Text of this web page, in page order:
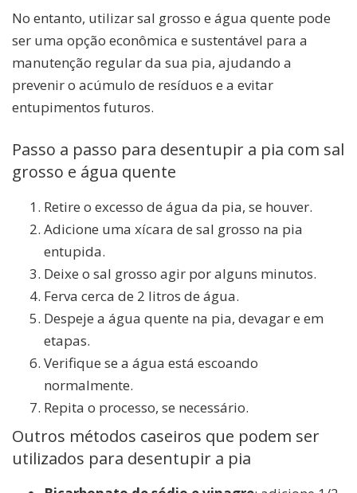
No entanto, utilizar sal grosso e água quente pode
ser uma opção econômica e sustentável para a
manutenção regular da sua pia, ajudando a
prevenir o acúmulo de resíduos e a evitar
entupimentos futuros.
Passo a passo para desentupir a pia com sal
grosso e água quente
Retire o excesso de água da pia, se houver.
Adicione uma xícara de sal grosso na pia
entupida.
Deixe o sal grosso agir por alguns minutos.
Ferva cerca de 2 litros de água.
Despeje a água quente na pia, devagar e em
etapas.
Verifique se a água está escoando
normalmente.
Repita o processo, se necessário.
Outros métodos caseiros que podem ser
utilizados para desentupir a pia